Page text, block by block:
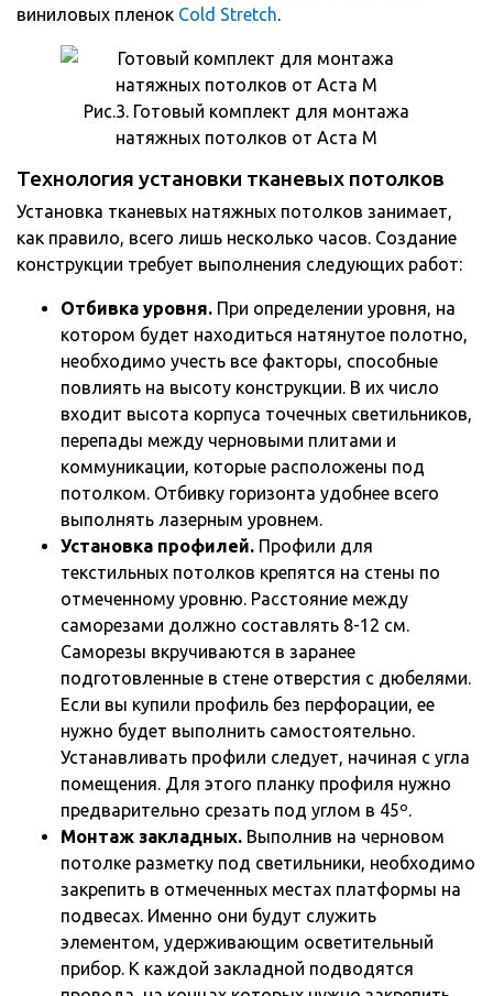
виниловых пленок Cold Stretch.
Рис.3. Готовый комплект для монтажа
натяжных потолков от Аста М
Технология установки тканевых потолков
Установка тканевых натяжных потолков занимает,
как правило, всего лишь несколько часов. Создание
конструкции требует выполнения следующих работ:
Отбивка уровня. При определении уровня, на
котором будет находиться натянутое полотно,
необходимо учесть все факторы, способные
повлиять на высоту конструкции. В их число
входит высота корпуса точечных светильников,
перепады между черновыми плитами и
коммуникации, которые расположены под
потолком. Отбивку горизонта удобнее всего
выполнять лазерным уровнем.
Установка профилей. Профили для
текстильных потолков крепятся на стены по
отмеченному уровню. Расстояние между
саморезами должно составлять 8-12 см.
Саморезы вкручиваются в заранее
подготовленные в стене отверстия с дюбелями.
Если вы купили профиль без перфорации, ее
нужно будет выполнить самостоятельно.
Устанавливать профили следует, начиная с угла
помещения. Для этого планку профиля нужно
предварительно срезать под углом в 45º.
Монтаж закладных. Выполнив на черновом
потолке разметку под светильники, необходимо
закрепить в отмеченных местах платформы на
подвесах. Именно они будут служить
элементом, удерживающим осветительный
прибор. К каждой закладной подводятся